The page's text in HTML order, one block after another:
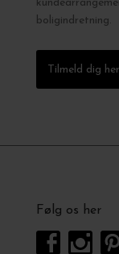
boligindretning.
Tilmeld dig her
Følg os her